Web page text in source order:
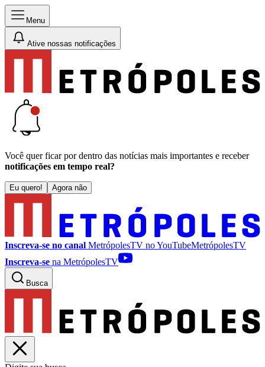
Menu
Ative nossas notificações
Você quer ficar por dentro das notícias mais importantes e receber
notificações em tempo real?
Eu quero! Agora não
Inscreva-se no canal MetrópolesTV noYouTubeMetrópolesTV
Inscreva-se na MetrópolesTV
Busca